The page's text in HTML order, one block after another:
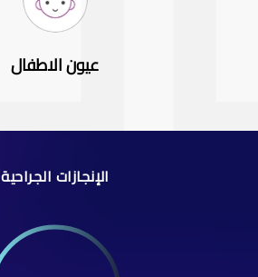
عيون الاطفال
الإنجازات الجراحية